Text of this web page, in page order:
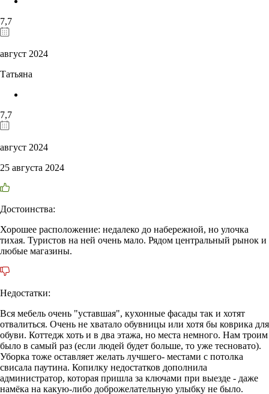
7,7
август 2024
Татьяна
7,7
август 2024
25 августа 2024
Достоинства:
Хорошее расположение: недалеко до набережной, но улочка
тихая. Туристов на ней очень мало. Рядом центральный рынок и
любые магазины.
Недостатки:
Вся мебель очень "уставшая", кухонные фасады так и хотят
отвалиться. Очень не хватало обувницы или хотя бы коврика для
обуви. Коттедж хоть и в два этажа, но места немного. Нам троим
было в самый раз (если людей будет больше, то уже тесновато).
Уборка тоже оставляет желать лучшего- местами с потолка
свисала паутина. Копилку недостатков дополнила
администратор, которая пришла за ключами при выезде - даже
намёка на какую-либо доброжелательную улыбку не было.